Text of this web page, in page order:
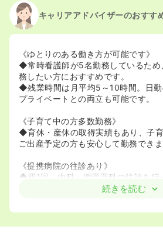
2022/01/12
2021/10/19 正・准看護師の募集を休止
2021/06/10
2020/09/17正・准看護師を休止中
キャリアアドバイザーのおすす
《ゆとりのある働き方が可能です》
◆常時看護師が5名勤務しているため
務したい方におすすめです。
◆残業時間は月平均5～10時間。日勤
プライベートとの両立も可能です。
《子育て中の方多数勤務》
◆育休・産休の取得実績もあり、子
ご出産予定の方も安心して勤務できま
《提携病院の往診あり》
◆週1回、内科・循環器科の往診を行
方々の負担軽減に取り組んでいます。
続きを読む